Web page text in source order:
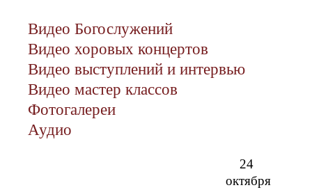
Видео Богослужений
Видео хоровых концертов
Видео выступлений и интервью
Видео мастер классов
Фотогалереи
Аудио
24
октября